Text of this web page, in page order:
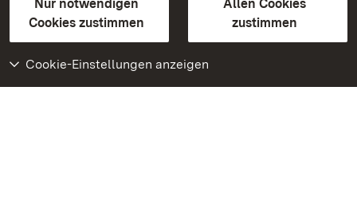
Nur notwendigen
Cookies zustimmen
Allen Cookies
zustimmen
Cookie-Einstellungen anzeigen
Erklärung zur Barrierefreiheit
BITV-konform (geprüfte Seiten)
Weiteres